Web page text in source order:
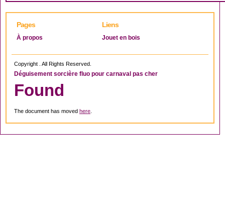
Pages
À propos
Liens
Jouet en bois
Copyright . All Rights Reserved.
Déguisement sorcière fluo pour carnaval pas cher
Found
The document has moved here